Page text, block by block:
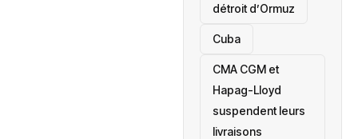
détroit d’Ormuz
‎Cuba
CMA CGM et
Hapag-Lloyd
suspendent leurs
livraisons